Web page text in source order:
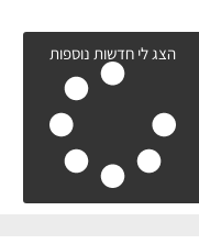
הצג לי חדשות נוספות